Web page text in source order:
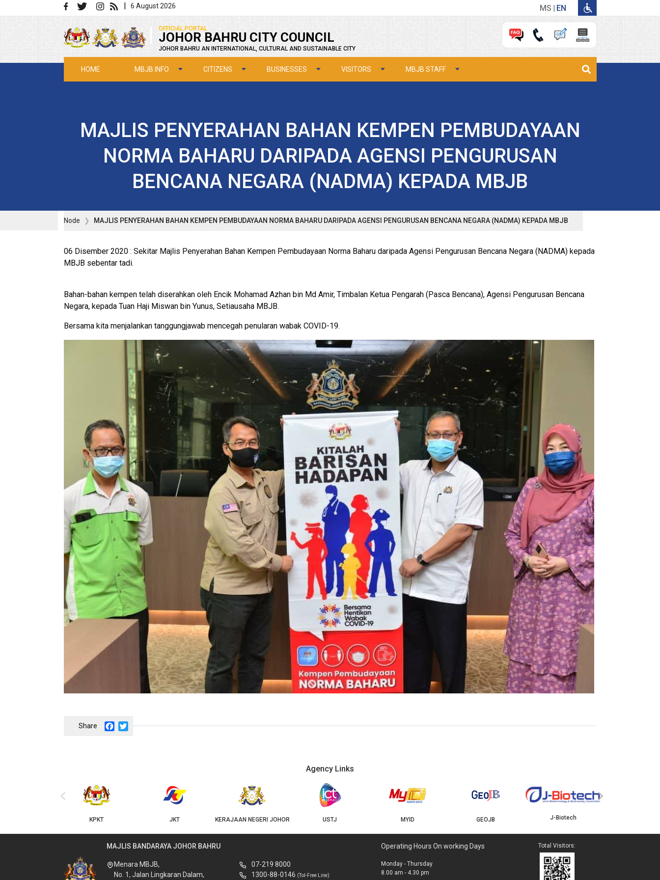
Skip to main content | 6 August 2026 MS EN
OFFICIAL PORTAL
JOHOR BAHRU CITY COUNCIL
JOHOR BAHRU AN INTERNATIONAL, CULTURAL AND SUSTAINABLE CITY
HOME MBJB INFO CITIZENS BUSINESSES VISITORS MBJB STAFF
MAJLIS PENYERAHAN BAHAN KEMPEN PEMBUDAYAAN
NORMA BAHARU DARIPADA AGENSI PENGURUSAN
BENCANA NEGARA (NADMA) KEPADA MBJB
Node MAJLIS PENYERAHAN BAHAN KEMPEN PEMBUDAYAAN NORMA BAHARU DARIPADA AGENSI PENGURUSAN BENCANA NEGARA (NADMA) KEPADA MBJB
06 Disember 2020 : Sekitar Majlis Penyerahan Bahan Kempen Pembudayaan Norma Baharu daripada Agensi Pengurusan Bencana Negara (NADMA) kepada
MBJB sebentar tadi.
Bahan-bahan kempen telah diserahkan oleh Encik Mohamad Azhan bin Md Amir, Timbalan Ketua Pengarah (Pasca Bencana), Agensi Pengurusan Bencana
Negara, kepada Tuan Haji Miswan bin Yunus, Setiausaha MBJB.
Bersama kita menjalankan tanggungjawab mencegah penularan wabak COVID-19.
Facebook
Twitter
Agency Links
JKT KERAJAAN NEGERI JOHOR USTJ MYID GEOJB J-Biotech
YBJB
‹ ›
MAJLIS BANDARAYA JOHOR BAHRU
Menara MBJB,
No. 1, Jalan Lingkaran Dalam,
07-219 8000
1300-88-0146 (Tol-Free Line)
Operating Hours On working Days
Monday - Thursday
8.00 am - 4.30 pm
Total Visitors: